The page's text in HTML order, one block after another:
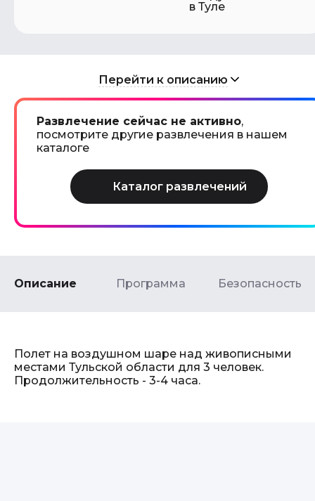
в Туле
Перейти к описанию
Развлечение сейчас не активно,
посмотрите другие развлечения в нашем
каталоге
Описание Программа Безопасность
Полет на воздушном шаре над живописными
местами Тульской области для 3 человек.
Продолжительность - 3-4 часа.